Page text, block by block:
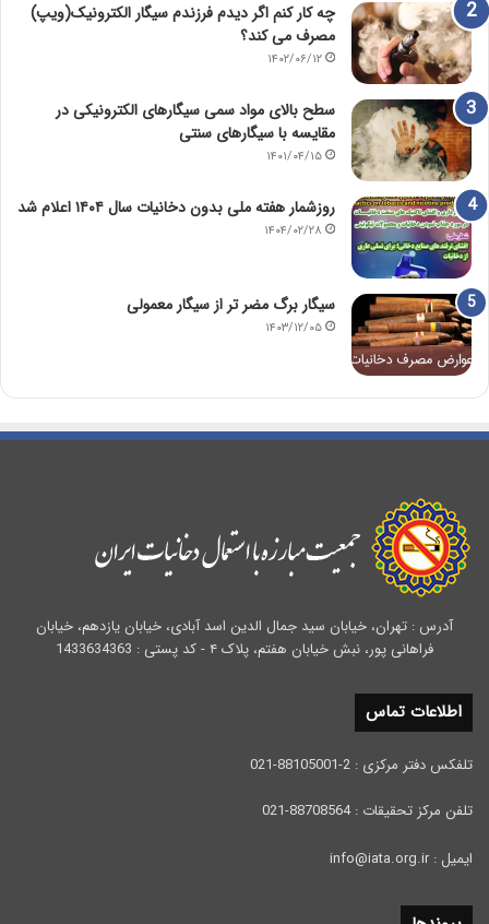
چه کار کنم اگر دیدم فرزندم سیگار الکترونیک(ویپ)
مصرف می کند؟
۱۴۰۲/۰۶/۱۲
سطح بالای مواد سمی سیگارهای الکترونیکی در
مقایسه با سیگارهای سنتی
۱۴۰۱/۰۴/۱۵
روزشمار هفته ملی بدون دخانیات سال ۱۴۰۴ اعلام شد
۱۴۰۴/۰۲/۲۸
سیگار برگ مضر تر از سیگار معمولی
۱۴۰۳/۱۲/۰۵
آدرس : تهران، خیابان سید جمال الدین اسد آبادی، خیابان یازدهم، خیابان
فراهانی پور، نبش خیابان هفتم، پلاک ۴ - کد پستی : 1433634363
اطلاعات تماس
تلفکس دفتر مرکزی : 2-88105001-021
تلفن مرکز تحقیقات : 88708564-021
ایمیل : info@iata.org.ir